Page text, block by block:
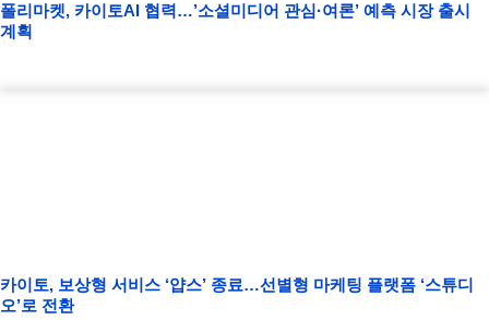
폴리마켓, 카이토AI 협력…’소셜미디어 관심·여론’ 예측 시장 출시
계획
카이토, 보상형 서비스 ‘얍스’ 종료…선별형 마케팅 플랫폼 ‘스튜디
오’로 전환